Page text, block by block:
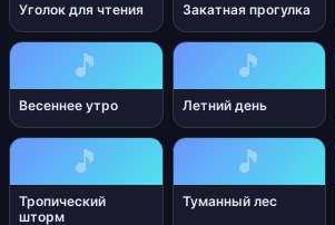
Уголок для чтения Закатная прогулка
🎵
Весеннее утро
🎵
Летний день
🎵
Тропический
шторм
🎵
Туманный лес